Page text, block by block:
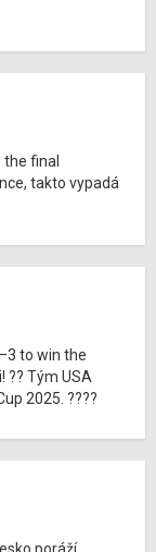
the final
takto vypadá
to win the
?? Tým USA
2025. ????